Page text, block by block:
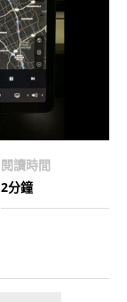
閱讀時間
2分鐘